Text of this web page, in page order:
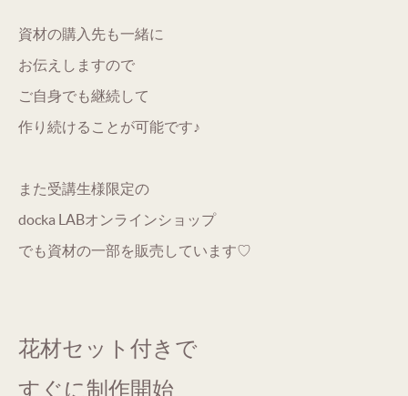
資材の購入先も一緒に
お伝えしますので
ご自身でも継続して
作り続けることが可能です♪
また受講生様限定の
docka LABオンラインショップ
でも資材の一部を販売しています♡
花材セット付きで
すぐに制作開始